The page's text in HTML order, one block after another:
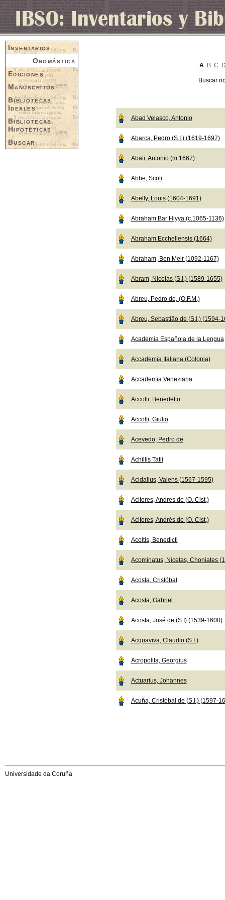
Inventarios
Onomástica
Ediciones
Manuscritos
Bibliotecas
Ideales
Bibliotecas
Hipotéticas
Buscar
A B C
Buscar
Abad Velasco, Antonio
Abarca, Pedro (S.I.) (1619-1697)
Abati, Antonio (m.1667)
Abbe, Scoti
Abelly, Louis (1604-1691)
Abraham Bar Hiyya (c.1065-1136)
Abraham Ecchellensis (1664)
Abraham, Ben Meir (1092-1167)
Abram, Nicolas (S.I.) (1589-1655)
Abreu, Pedro de, (O.F.M.)
Abreu, Sebastiâo de (S.I.) (1594-
Academia Española de la Lengua
Accademia Italiana (Colonia)
Accademia Veneziana
Accolti, Benedetto
Accolti, Giulio
Acevedo, Pedro de
Achillis Tatii
Acidalius, Valens (1567-1595)
Acitores, Andres de (O. Cist.)
Acitores, Andrés de (O. Cist.)
Acoltis, Benedicti
Acominatus, Nicetas, Choniates
Acosta, Cristóbal
Acosta, Gabriel
Acosta, José de (S.I) (1539-1600)
Acquaviva, Claudio (S.I.)
Acropolita, Georgius
Actuarius, Johannes
Acuña, Cristóbal de (S.I.) (1597-
Universidade da Coruña